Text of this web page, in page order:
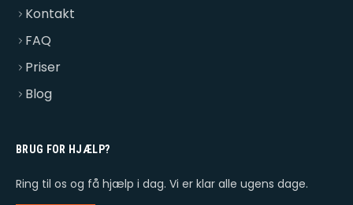
Kontakt
FAQ
Priser
Blog
BRUG FOR HJÆLP?
Ring til os og få hjælp i dag. Vi er klar alle ugens dage.